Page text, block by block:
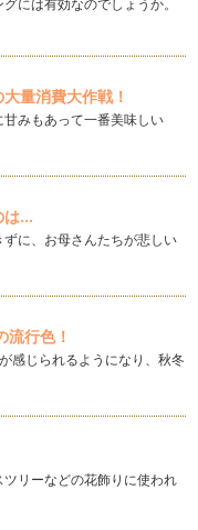
ーザー
つあります。 嗅覚
ておめでとうござい
ザー
ンジ編
作り方をご紹介しま
が気になりますよね？
量消費大作戦！
みもあって一番美味しい
は...
に、お母さんたちが悲しい
流行色！
感じられるようになり、秋冬
リーなどの花飾りに使われ